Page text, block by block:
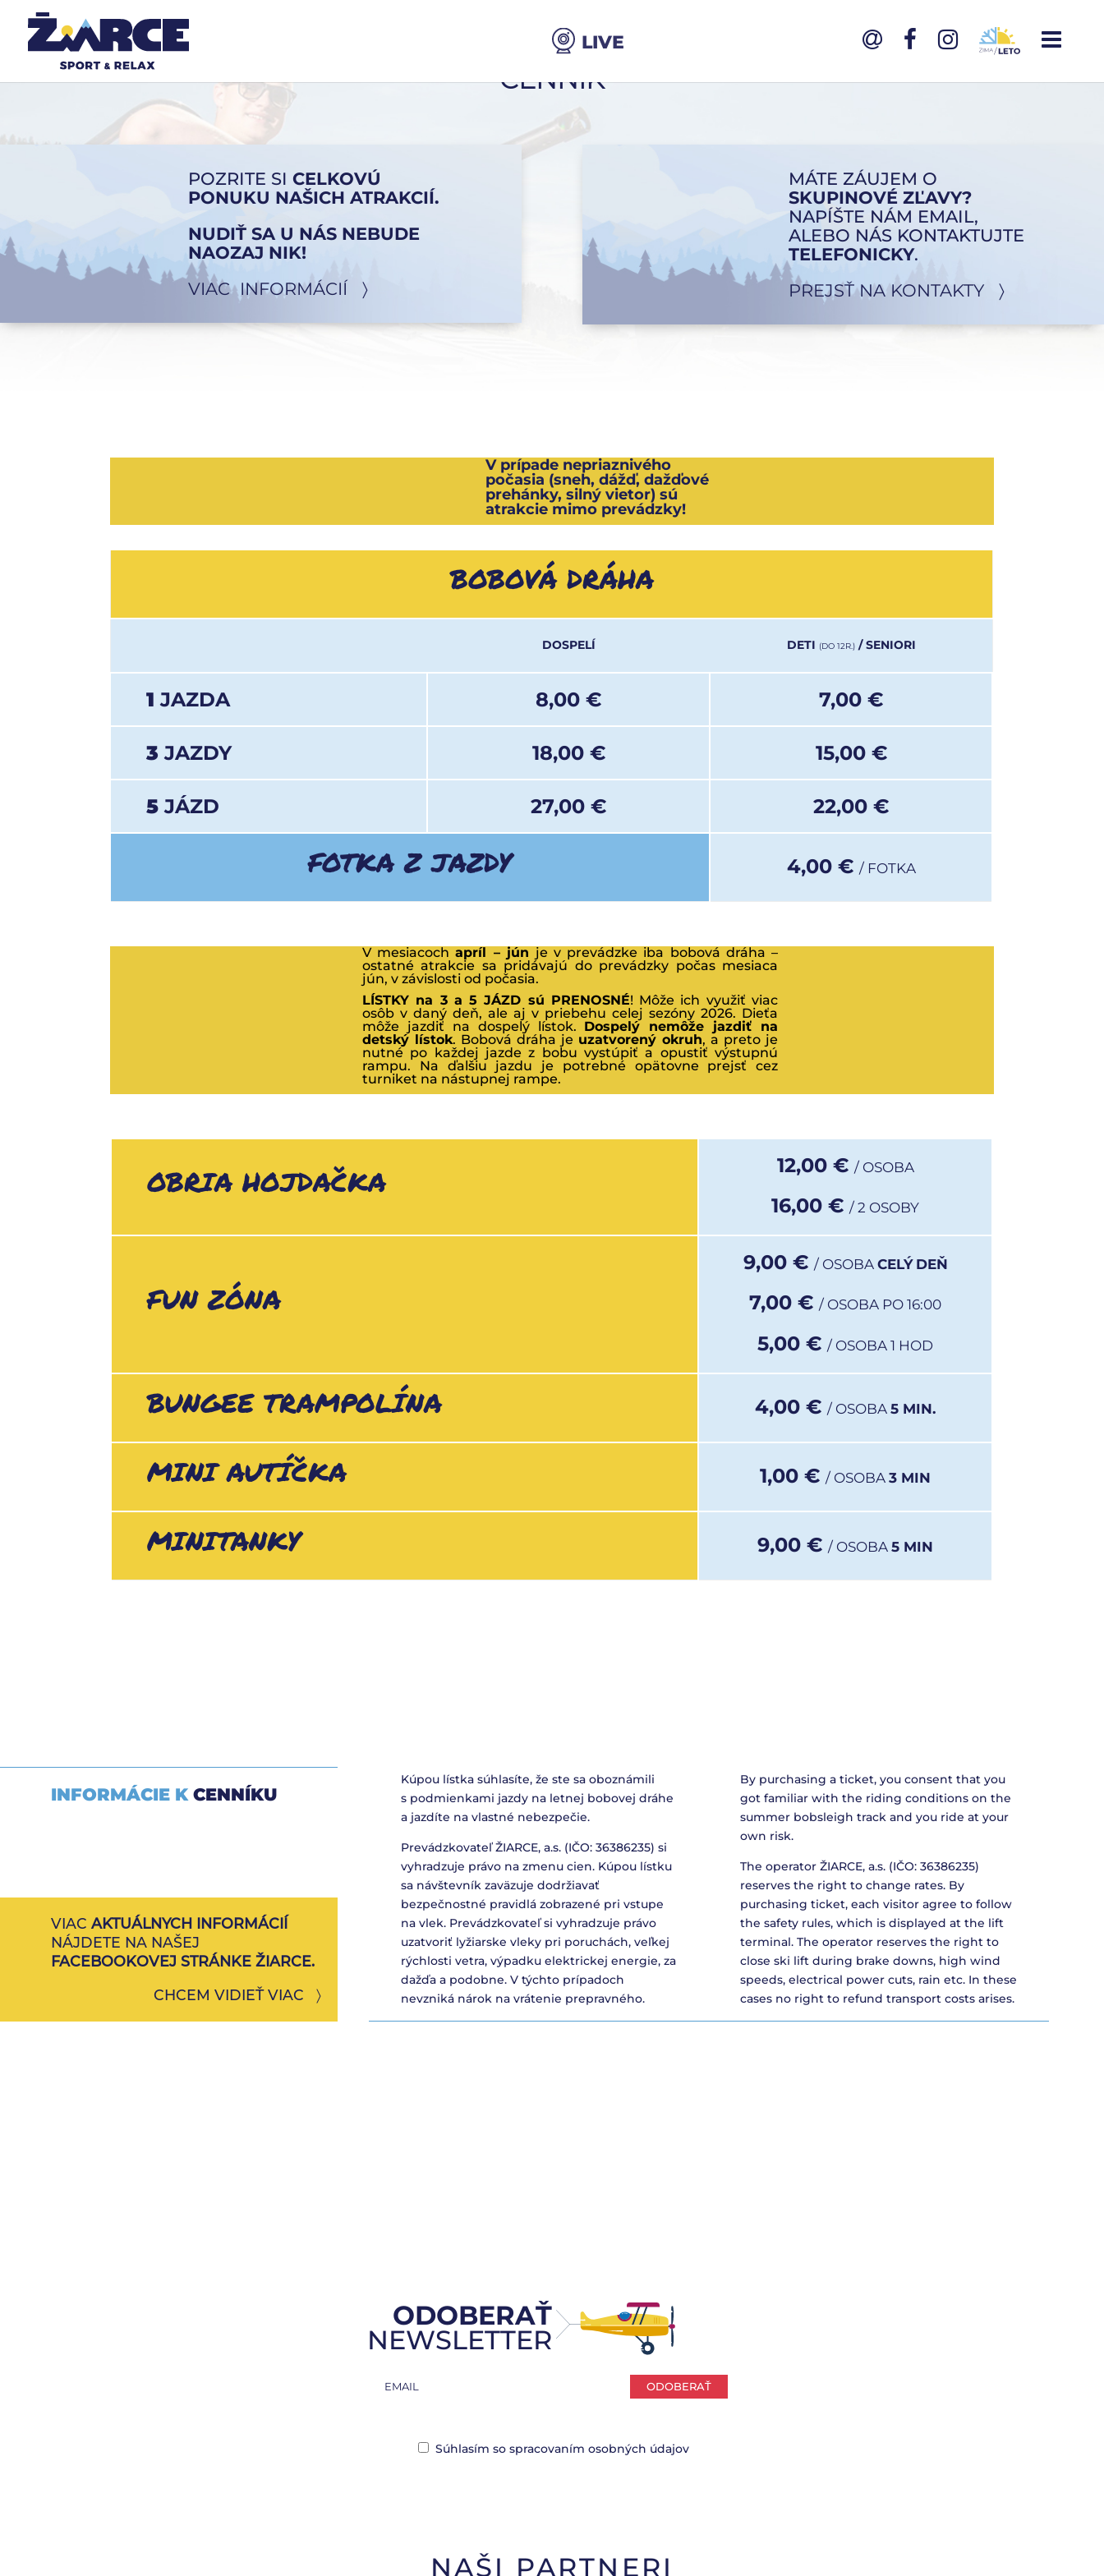
CENNÍK
POZRITE SI CELKOVÚ
PONUKU NAŠICH ATRAKCIÍ.
NUDIŤ SA U NÁS NEBUDE
NAOZAJ NIK!
VIAC INFORMÁCIÍ 〉
MÁTE ZÁUJEM O
SKUPINOVÉ ZĽAVY?
NAPÍŠTE NÁM EMAIL,
ALEBO NÁS KONTAKTUJTE
TELEFONICKY.
PREJSŤ NA KONTAKTY 〉
V prípade nepriaznivého
počasia (sneh, dážď, dažďové
prehánky, silný vietor) sú
atrakcie mimo prevádzky!
BOBOVÁ DRÁHA
DOSPELÍ DETI (DO 12R.)/ SENIORI
1 JAZDA 8,00 € 7,00 €
3 JAZDY 18,00 € 15,00 €
5 JÁZD 27,00 € 22,00 €
FOTKA Z JAZDY 4,00 € / FOTKA
V mesiacochapríl – jún je v prevádzke iba bobová dráha –
ostatné atrakcie sa pridávajú do prevádzky počas mesiaca
jún, v závislosti od počasia.
LÍSTKY na 3 a 5 JÁZD sú PRENOSNÉ! Môže ich využiť viac
osôb v daný deň, ale aj v priebehu celej sezóny 2026. Dieťa
môže jazdiť na dospelý lístok. Dospelý nemôže jazdiť na
detský lístok. Bobová dráha je uzatvorený okruh, a preto je
nutné po každej jazde z bobu vystúpiť a opustiť výstupnú
rampu. Na ďalšiu jazdu je potrebné opätovne prejsť cez
turniket na nástupnej rampe.
OBRIA HOJDAČKA 12,00 € / OSOBA
16,00 €/ 2 OSOBY
FUN ZÓNA
9,00 € / OSOBA CELÝ DEŇ
7,00 €/ OSOBA PO 16:00
5,00 €/ OSOBA 1 HOD
BUNGEE TRAMPOLÍNA 4,00 €/ OSOBA5 MIN.
MINI AUTÍČKA 1,00 €/ OSOBA3 MIN
MINITANKY 9,00 €/ OSOBA5 MIN
INFORMÁCIE KCENNÍKU
VIAC AKTUÁLNYCH INFORMÁCIÍ
NÁJDETE NA NAŠEJ
FACEBOOKOVEJ STRÁNKE ŽIARCE.
CHCEM VIDIEŤ VIAC 〉
Kúpou lístka súhlasíte, že ste sa oboznámili
s podmienkami jazdy na letnej bobovej dráhe
a jazdíte na vlastné nebezpečie.
Prevádzkovateľ ŽIARCE, a.s. (IČO: 36386235) si
vyhradzuje právo na zmenu cien. Kúpou lístku
sa návštevník zaväzuje dodržiavať
bezpečnostné pravidlá zobrazené pri vstupe
na vlek. Prevádzkovateľ si vyhradzuje právo
uzatvoriť lyžiarske vleky pri poruchách, veľkej
rýchlosti vetra, výpadku elektrickej energie, za
dažďa a podobne. V týchto prípadoch
nevzniká nárok na vrátenie prepravného.
By purchasing a ticket, you consent that you
got familiar with the riding conditions on the
summer bobsleigh track and you ride at your
own risk.
The operator ŽIARCE, a.s. (IČO: 36386235)
reserves the right to change rates. By
purchasing ticket, each visitor agree to follow
the safety rules, which is displayed at the lift
terminal. The operator reserves the right to
close ski lift during brake downs, high wind
speeds, electrical power cuts, rain etc. In these
cases no right to refund transport costs arises.
ODOBERAŤ
NEWSLETTER
ODOBERAŤ
Súhlasím so spracovaním osobných údajov
NAŠI PARTNERI